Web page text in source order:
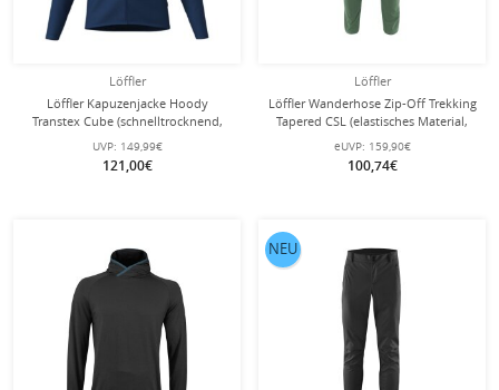
Löffler
Löffler Kapuzenjacke Hoody
Transtex Cube (schnelltrocknend,
atmungsaktiv) navyblau Herren
UVP: 149,99€
121,00€
Löffler
Löffler Wanderhose Zip-Off Trekking
Tapered CSL (elastisches Material,
schnelltrocknend) lang pinegrün
Herren
eUVP: 159,90€
100,74€
NEU